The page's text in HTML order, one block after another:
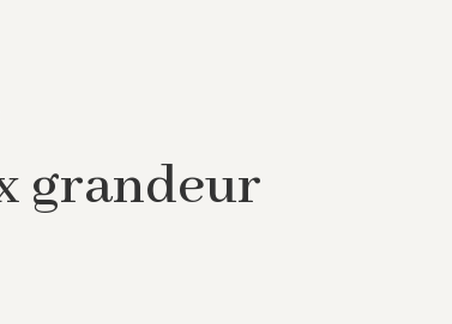
grandeur